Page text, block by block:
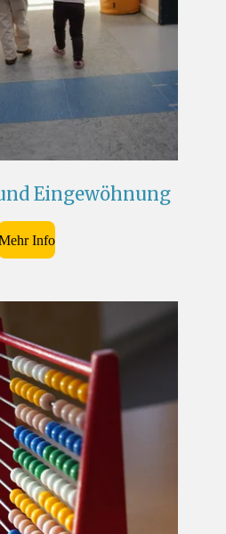
Eingewöhnung
Info